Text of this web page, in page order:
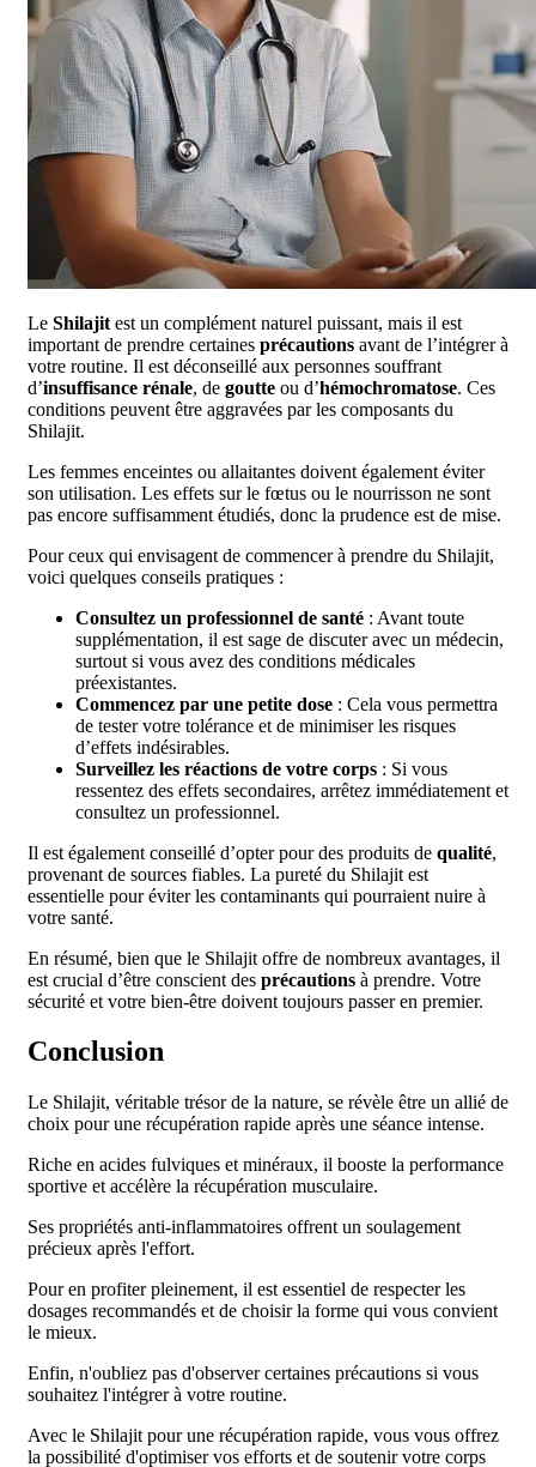
Le Shilajit est un complément naturel puissant, mais il est
important de prendre certaines précautions avant de l’intégrer à
votre routine. Il est déconseillé aux personnes souffrant
d’insuffisance rénale, de goutte ou d’hémochromatose. Ces
conditions peuvent être aggravées par les composants du
Shilajit.
Les femmes enceintes ou allaitantes doivent également éviter
son utilisation. Les effets sur le fœtus ou le nourrisson ne sont
pas encore suffisamment étudiés, donc la prudence est de mise.
Pour ceux qui envisagent de commencer à prendre du Shilajit,
voici quelques conseils pratiques :
Consultez un professionnel de santé : Avant toute
supplémentation, il est sage de discuter avec un médecin,
surtout si vous avez des conditions médicales
préexistantes.
Commencez par une petite dose : Cela vous permettra
de tester votre tolérance et de minimiser les risques
d’effets indésirables.
Surveillez les réactions de votre corps : Si vous
ressentez des effets secondaires, arrêtez immédiatement et
consultez un professionnel.
Il est également conseillé d’opter pour des produits de qualité,
provenant de sources fiables. La pureté du Shilajit est
essentielle pour éviter les contaminants qui pourraient nuire à
votre santé.
En résumé, bien que le Shilajit offre de nombreux avantages, il
est crucial d’être conscient des précautions à prendre. Votre
sécurité et votre bien-être doivent toujours passer en premier.
Conclusion
Le Shilajit, véritable trésor de la nature, se révèle être un allié de
choix pour une récupération rapide après une séance intense.
Riche en acides fulviques et minéraux, il booste la performance
sportive et accélère la récupération musculaire.
Ses propriétés anti-inflammatoires offrent un soulagement
précieux après l'effort.
Pour en profiter pleinement, il est essentiel de respecter les
dosages recommandés et de choisir la forme qui vous convient
le mieux.
Enfin, n'oubliez pas d'observer certaines précautions si vous
souhaitez l'intégrer à votre routine.
Avec le Shilajit pour une récupération rapide, vous vous offrez
la possibilité d'optimiser vos efforts et de soutenir votre corps